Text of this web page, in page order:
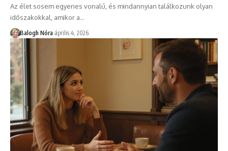
Az élet sosem egyenes vonalú, és mindannyian találkozunk olyan
időszakokkal, amikor a…
Balogh Nóra április 4, 2026